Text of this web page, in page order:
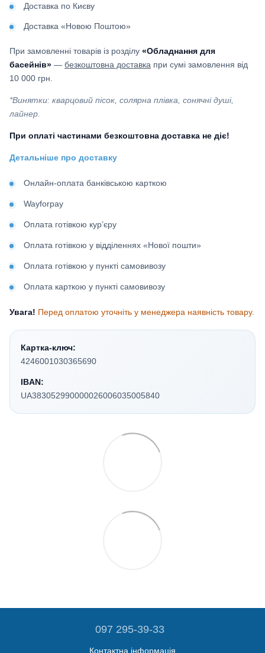
Доставка по Києву
Доставка «Новою Поштою»
При замовленні товарів із розділу «Обладнання для
басейнів» — безкоштовна доставка при сумі замовлення від
10 000 грн.
*Винятки: кварцовий пісок, солярна плівка, сонячні душі,
лайнер.
При оплаті частинами безкоштовна доставка не діє!
Детальніше про доставку
Онлайн-оплата банківською карткою
Wayforpay
Оплата готівкою кур’єру
Оплата готівкою у відділеннях «Нової пошти»
Оплата готівкою у пункті самовивозу
Оплата карткою у пункті самовивозу
Увага! Перед оплатою уточніть у менеджера наявність товару.
Картка-ключ:
4246001030365690
IBAN:
UA383052990000026006035005840
097 295-39-33
Контактна інформація